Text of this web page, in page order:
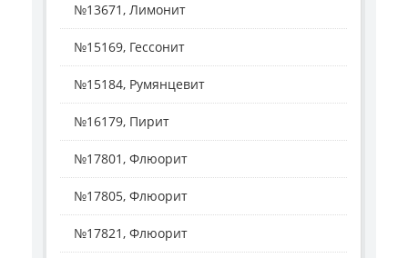
№13671, Лимонит
№15169, Гессонит
№15184, Румянцевит
№16179, Пирит
№17801, Флюорит
№17805, Флюорит
№17821, Флюорит